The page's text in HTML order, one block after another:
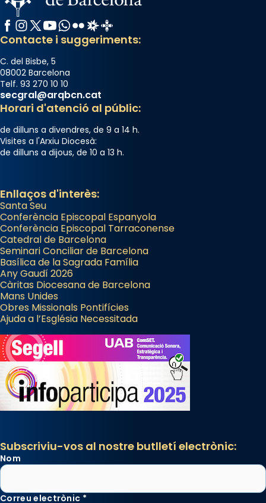
Facebook
Instagram
X / Twitter
YouTube
WhatsApp
FlickrRadio Estel
Catalunya Cristiana
Contacte i suggeriments:
C. del Bisbe, 5
08002 Barcelona
Telf. 93 270 10 10
secgral@arqbcn.cat
Horari d'atenció al públic:
de dilluns a divendres, de 9 a 14 h.
Visites a l'Arxiu Diocesà:
de dilluns a dijous, de 10 a 13 h.
Enllaços d'interès:
Santa Seu
Conferència Episcopal Espanyola
Conferència Episcopal Tarraconense
Catedral de Barcelona
Seminari Conciliar de Barcelona
Basílica de la Sagrada Família
Any Gaudí 2026
Càritas Diocesana de Barcelona
Mans Unides
Obres Missionals Pontifícies
Ajuda a l’Església Necessitada
Subscriviu-vos al nostre butlletí electrònic:
Nom
Correu electrònic *